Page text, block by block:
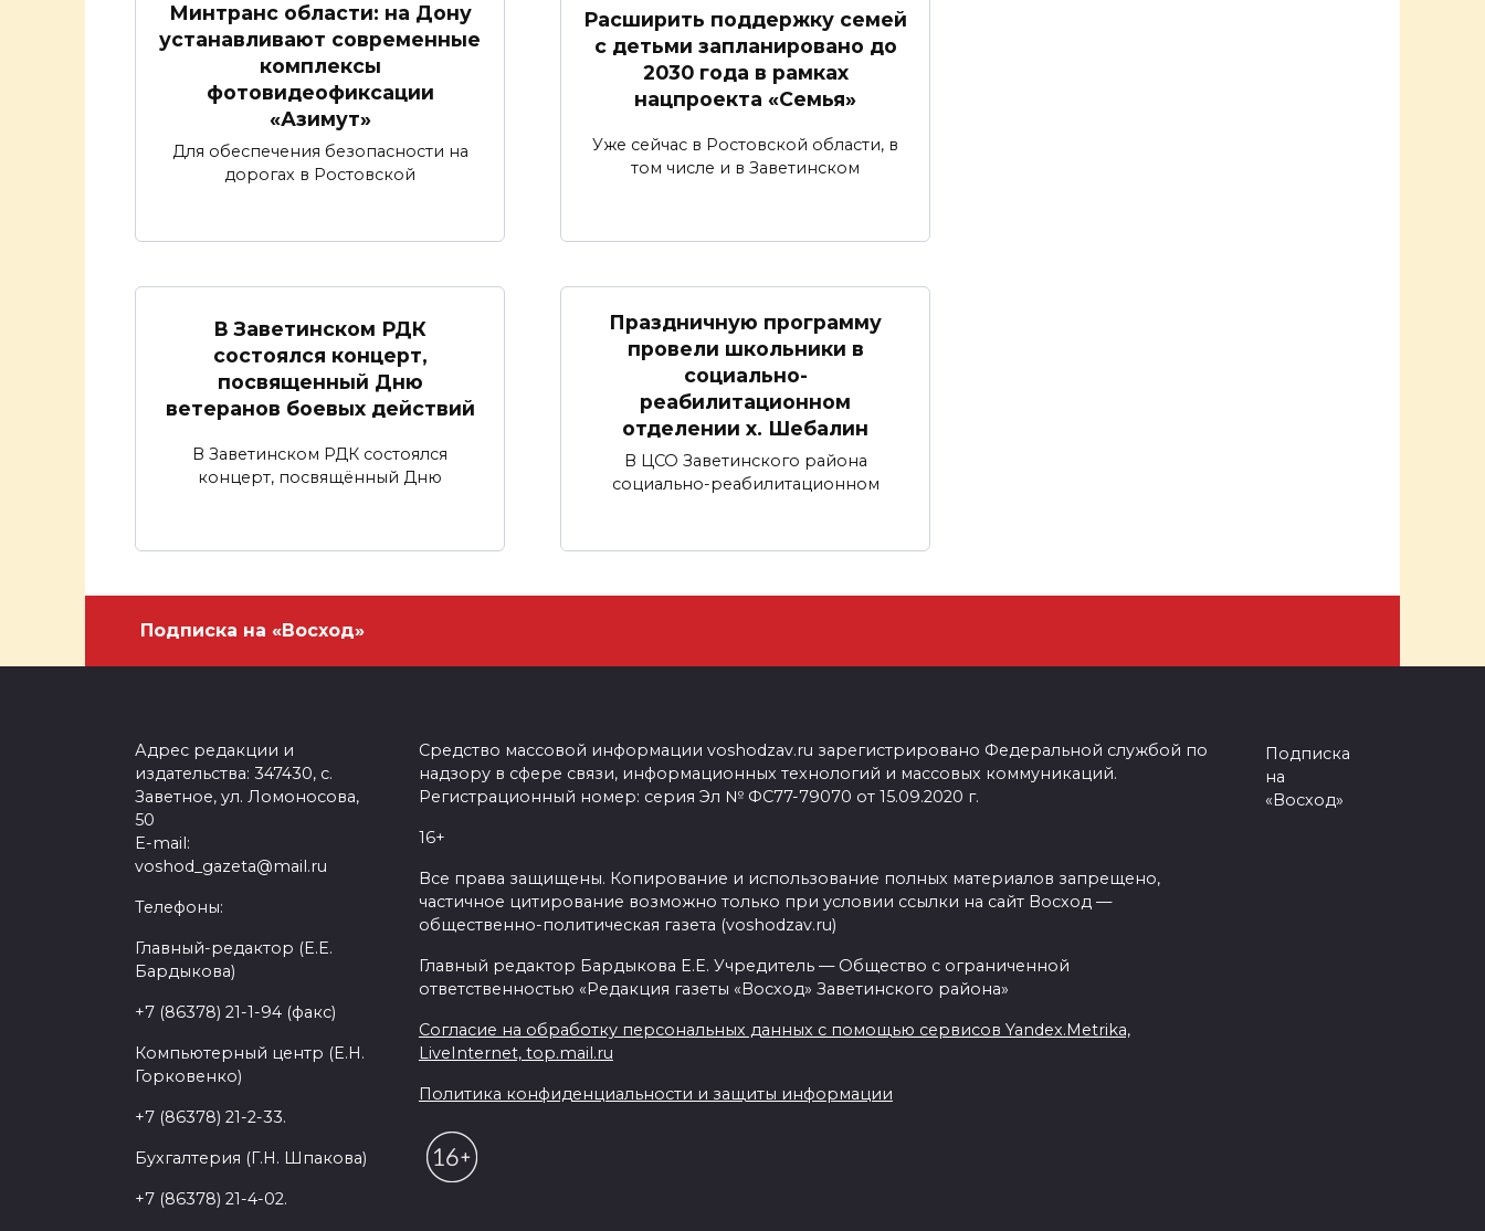
Минтранс области: на Дону
устанавливают современные
комплексы
фотовидеофиксации
«Азимут»
Для обеспечения безопасности на
дорогах в Ростовской
Расширить поддержку семей
с детьми запланировано до
2030 года в рамках
нацпроекта «Семья»
Уже сейчас в Ростовской области, в
том числе и в Заветинском
В Заветинском РДК
состоялся концерт,
посвященный Дню
ветеранов боевых действий
В Заветинском РДК состоялся
концерт, посвящённый Дню
Праздничную программу
провели школьники в
социально-
реабилитационном
отделении х. Шебалин
В ЦСО Заветинского района
социально-реабилитационном
Подписка на «Восход»
Адрес редакции и
издательства: 347430, с.
Заветное, ул. Ломоносова,
50
E-mail:
voshod_gazeta@mail.ru
Телефоны:
Главный-редактор (Е.Е.
Бардыкова)
+7 (86378) 21-1-94 (факс)
Компьютерный центр (Е.Н.
Горковенко)
+7 (86378) 21-2-33.
Бухгалтерия (Г.Н. Шпакова)
+7 (86378) 21-4-02.
Средство массовой информации voshodzav.ru зарегистрировано Федеральной службой по
надзору в сфере связи, информационных технологий и массовых коммуникаций.
Регистрационный номер: серия Эл № ФС77-79070 от 15.09.2020 г.
16+
Все права защищены. Копирование и использование полных материалов запрещено,
частичное цитирование возможно только при условии ссылки на сайт Восход —
общественно-политическая газета (voshodzav.ru)
Главный редактор Бардыкова Е.Е. Учредитель — Общество с ограниченной
ответственностью «Редакция газеты «Восход» Заветинского района»
Согласие на обработку персональных данных с помощью сервисов Yandex.Metrika,
LiveInternet, top.mail.ru
Политика конфиденциальности и защиты информации
Подписка
на
«Восход»